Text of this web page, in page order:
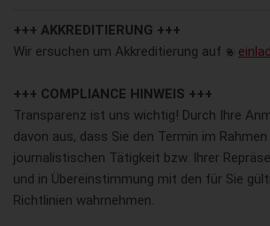
+++ AKKREDITIERUNG +++
Wir ersuchen um Akkreditierung auf
+++ COMPLIANCE HINWEIS +++
Transparenz ist uns wichtig! Durch Ihre
davon aus, dass Sie den Termin im Rahmen
journalistischen Tätigkeit bzw. Ihrer
und in Übereinstimmung mit den für Sie
Richtlinien wahrnehmen.